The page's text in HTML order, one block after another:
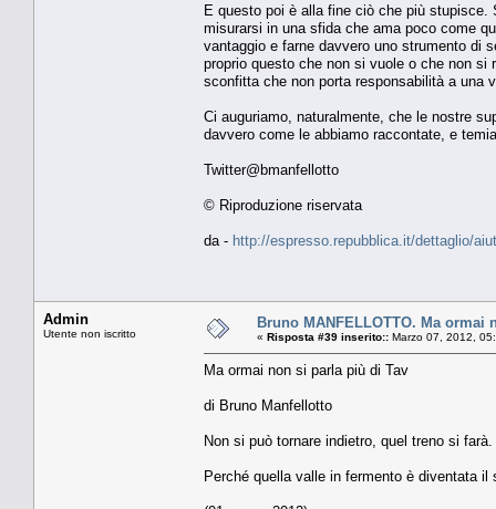
E questo poi è alla fine ciò che più stupisce.
misurarsi in una sfida che ama poco come
vantaggio e farne davvero uno strumento di
proprio questo che non si vuole o che non si
sconfitta che non porta responsabilità a una
Ci auguriamo, naturalmente, che le nostre
davvero come le abbiamo raccontate, e
Twitter@bmanfellotto
© Riproduzione riservata
da - http://espresso.repubblica.it/dettaglio/
Admin
Utente non iscritto
Bruno MANFELLOTTO. Ma ormai
« Risposta #39 inserito:: Marzo 07, 2012,
Ma ormai non si parla più di Tav
di Bruno Manfellotto
Non si può tornare indietro, quel treno si
Perché quella valle in fermento è diventata